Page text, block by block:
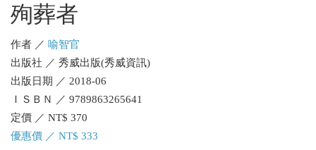
殉葬者
作者 ／ 喻智官
出版社 ／ 秀威出版(秀威資訊)
出版日期 ／ 2018-06
ＩＳＢＮ ／ 9789863265641
定價 ／ NT$ 370
優惠價 ／ NT$ 333